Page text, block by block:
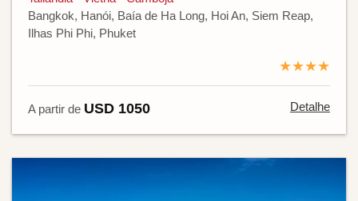
Bangkok, Hanói, Baía de Ha Long, Hoi An, Siem Reap,
Ilhas Phi Phi, Phuket
★★★★
A partir de USD 1050 Detalhe